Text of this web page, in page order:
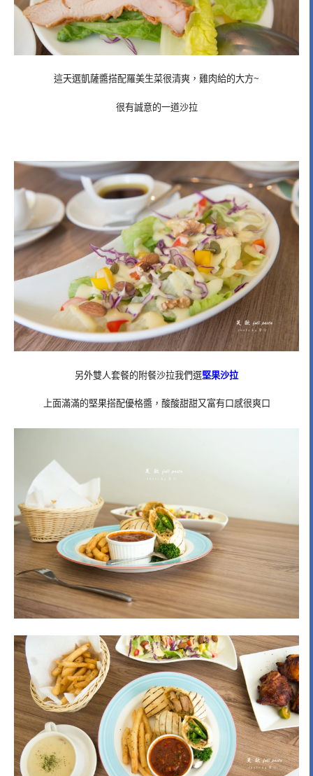
這天選凱薩醬搭配羅美生菜很清爽，雞肉給的大方~
很有誠意的一道沙拉
另外雙人套餐的附餐沙拉我們選堅果沙拉
上面滿滿的堅果搭配優格醬，酸酸甜甜又富有口感很爽口